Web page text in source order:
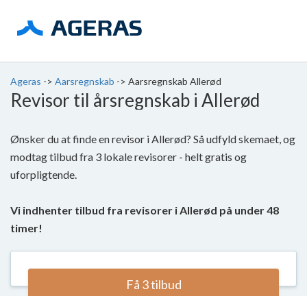
Ageras -> Aarsregnskab -> Aarsregnskab Allerød
Revisor til årsregnskab i Allerød
Ønsker du at finde en revisor i Allerød? Så udfyld skemaet, og
modtag tilbud fra 3 lokale revisorer - helt gratis og
uforpligtende.
Vi indhenter tilbud fra revisorer i Allerød på under 48
timer!
Få 3 tilbud